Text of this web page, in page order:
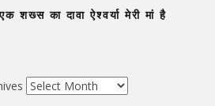
का दावा ऐश्वर्या मेरी मां है